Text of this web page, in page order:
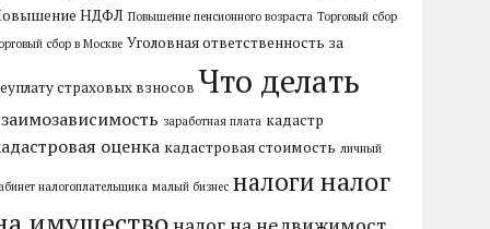
НДФЛ Повышение пенсионного возраста Торговый сбор
сбор в Москве Уголовная ответственность за
страховых взносов Что делать
заработная плата кадастр
оценка кадастровая стоимость личный
налогоплательщика малый бизнес налоги налог